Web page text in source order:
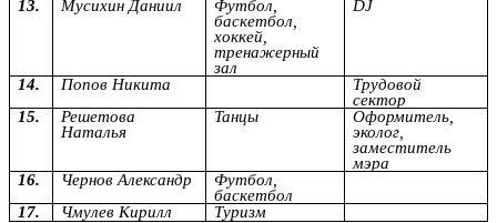
13.
Мусихин Даниил
Футбол,
баскетбол,
хоккей,
тренажерный
зал
DJ
14. Попов Никита
Трудовой
сектор
15.
Решетова
Наталья
Танцы
Оформитель,
эколог,
заместитель
мэра
16.
Чернов Александр
Футбол,
баскетбол
17.
Чмулев Кирилл Туризм